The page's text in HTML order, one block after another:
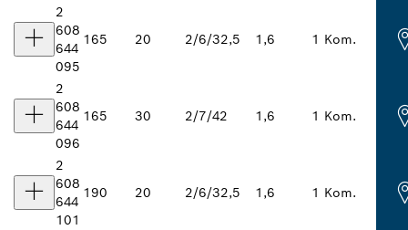
2
608
644
095
165 20 2/6/32,5 1,6 1 Kom.
2
608
644
096
165 30 2/7/42 1,6 1 Kom.
2
608
644
101
190 20 2/6/32,5 1,6 1 Kom.